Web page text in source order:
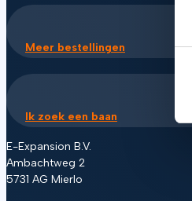
Meer bestellingen
Ik zoek een baan
E-Expansion B.V.
Ambachtweg 2
5731 AG Mierlo